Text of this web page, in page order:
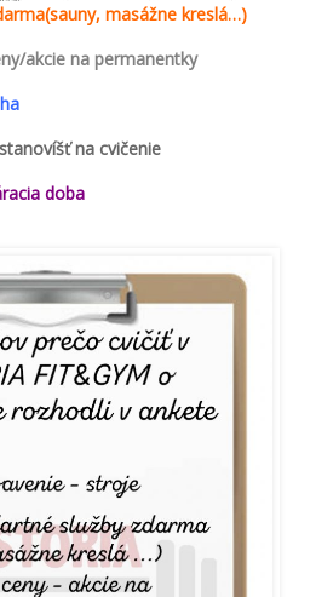
masážne kreslá…)
akcie na permanentky
na cvičenie
doba